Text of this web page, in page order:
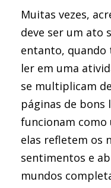
Muitas vezes,
deve ser um ato
entanto,
ler em uma
se multiplicam
páginas de
funcionam como
elas refletem os
sentimentos e
mundos